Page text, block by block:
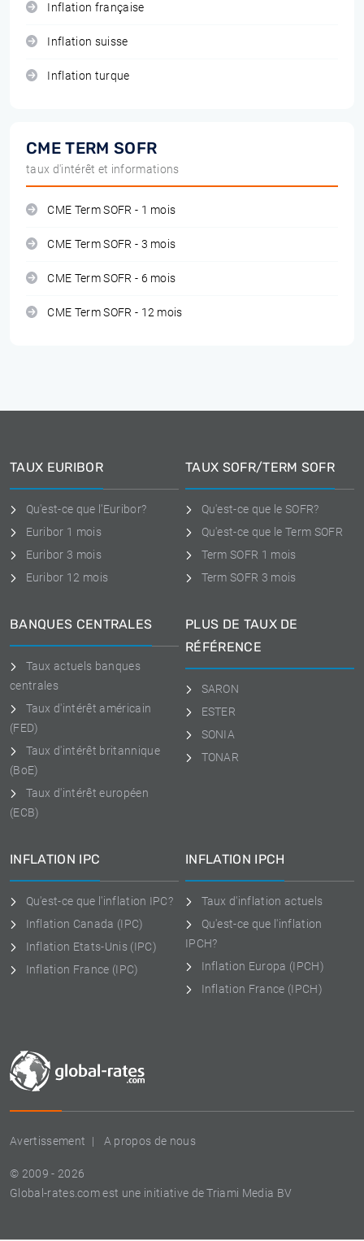
Inflation française
Inflation suisse
Inflation turque
CME TERM SOFR
taux d'intérêt et informations
CME Term SOFR - 1 mois
CME Term SOFR - 3 mois
CME Term SOFR - 6 mois
CME Term SOFR - 12 mois
Avertissement A propos de nous
© 2009 - 2026
Global-rates.com est une initiative de Triami Media BV
TAUX EURIBOR
Qu'est-ce que l'Euribor?
Euribor 1 mois
Euribor 3 mois
Euribor 12 mois
TAUX SOFR/TERM SOFR
Qu'est-ce que le SOFR?
Qu'est-ce que le Term SOFR
Term SOFR 1 mois
Term SOFR 3 mois
BANQUES CENTRALES
Taux actuels banques
centrales
Taux d'intérêt américain
(FED)
Taux d'intérêt britannique
(BoE)
Taux d'intérêt européen
(ECB)
PLUS DE TAUX DE
RÉFÉRENCE
SARON
ESTER
SONIA
TONAR
INFLATION IPC
Qu'est-ce que l'inflation IPC?
Inflation Canada (IPC)
Inflation Etats-Unis (IPC)
Inflation France (IPC)
INFLATION IPCH
Taux d'inflation actuels
Qu'est-ce que l'inflation
IPCH?
Inflation Europa (IPCH)
Inflation France (IPCH)